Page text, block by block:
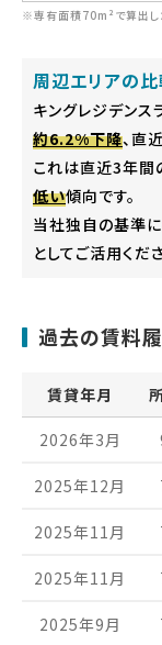
※専有面積70m²で算出し
周辺エリアの
キングレジデン
約6.2%下降、直
これは直近3年間
低い傾向です。
当社独自の基準
としてご活用くだ
過去の賃料
賃貸年月
2026年3月
2025年12月
2025年11月
2025年11月
2025年9月